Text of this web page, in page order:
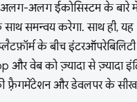
अलग ईकोसिस्टम के बारे में
समन्वय करेगा. साथ ही,
के बीच इंटरऑपरेबिलिटी
और वेब को ज़्यादा से ज़्यादा
फ़्रैगमेंटेशन और डेवलपर के